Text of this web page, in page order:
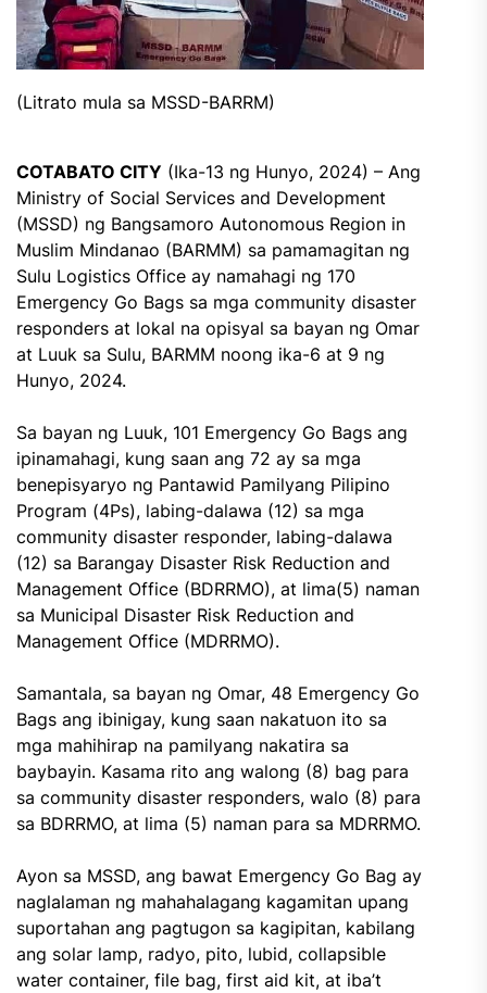
(Litrato mula sa MSSD-BARRM)
COTABATO CITY (Ika-13 ng Hunyo, 2024) – Ang
Ministry of Social Services and Development
(MSSD) ng Bangsamoro Autonomous Region in
Muslim Mindanao (BARMM) sa pamamagitan ng
Sulu Logistics Office ay namahagi ng 170
Emergency Go Bags sa mga community disaster
responders at lokal na opisyal sa bayan ng Omar
at Luuk sa Sulu, BARMM noong ika-6 at 9 ng
Hunyo, 2024.
Sa bayan ng Luuk, 101 Emergency Go Bags ang
ipinamahagi, kung saan ang 72 ay sa mga
benepisyaryo ng Pantawid Pamilyang Pilipino
Program (4Ps), labing-dalawa (12) sa mga
community disaster responder, labing-dalawa
(12) sa Barangay Disaster Risk Reduction and
Management Office (BDRRMO), at lima(5) naman
sa Municipal Disaster Risk Reduction and
Management Office (MDRRMO).
Samantala, sa bayan ng Omar, 48 Emergency Go
Bags ang ibinigay, kung saan nakatuon ito sa
mga mahihirap na pamilyang nakatira sa
baybayin. Kasama rito ang walong (8) bag para
sa community disaster responders, walo (8) para
sa BDRRMO, at lima (5) naman para sa MDRRMO.
Ayon sa MSSD, ang bawat Emergency Go Bag ay
naglalaman ng mahahalagang kagamitan upang
suportahan ang pagtugon sa kagipitan, kabilang
ang solar lamp, radyo, pito, lubid, collapsible
water container, file bag, first aid kit, at iba’t